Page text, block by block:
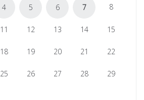
4 5 6 7 8
11 12 13 14 15
18 19 20 21 22
25 26 27 28 29